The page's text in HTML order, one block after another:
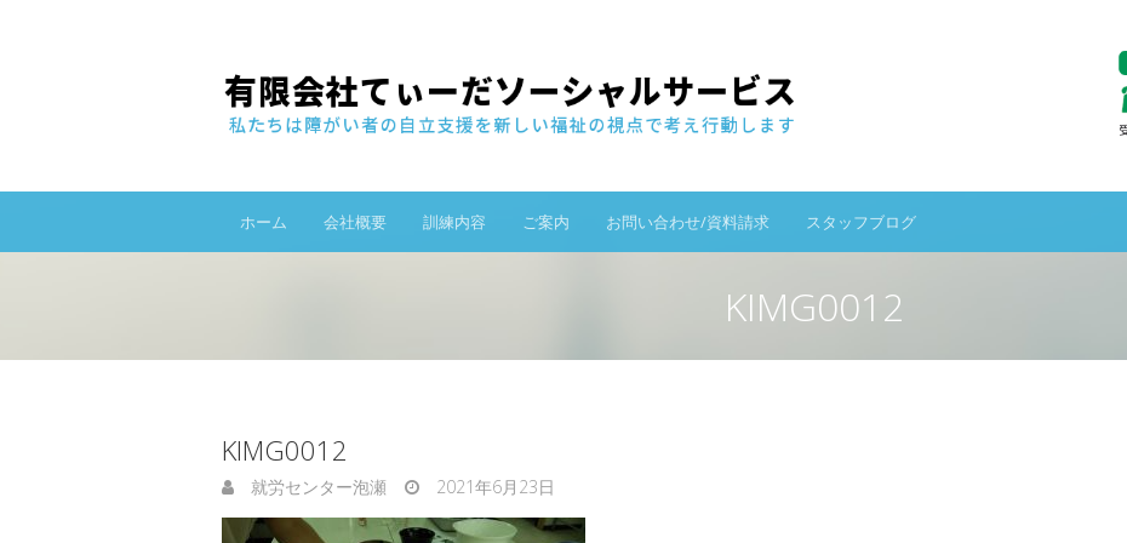
ホーム 会社概要 訓練内容 ご案内 お問い合わせ/資料請求 スタッフブログ
KIMG0012
KIMG0012
就労センター泡瀬 2021年6月23日